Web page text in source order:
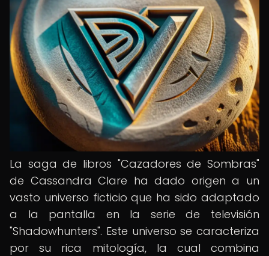
La saga de libros "Cazadores de Sombras"
de Cassandra Clare ha dado origen a un
vasto universo ficticio que ha sido adaptado
a la pantalla en la serie de televisión
"Shadowhunters". Este universo se caracteriza
por su rica mitología, la cual combina